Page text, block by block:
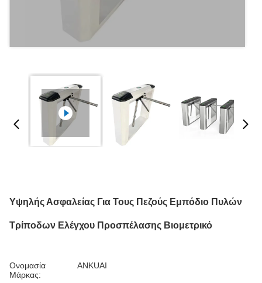
Υψηλής Ασφαλείας Για Τους Πεζούς Εμπόδιο Πυλών
Τρίποδων Ελέγχου Προσπέλασης Βιομετρικό
Ονομασία
Μάρκας:
ANKUAI